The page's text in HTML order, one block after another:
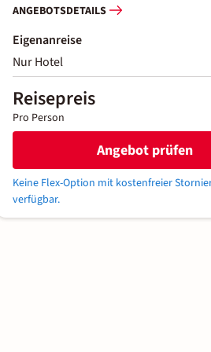
ANGEBOTSDETAILS
Eigenanreise
Nur Hotel
Reisepreis
Pro Person
Angebot prüfen
Keine Flex-Option mit kostenfreier
verfügbar.